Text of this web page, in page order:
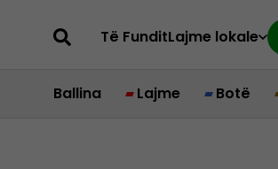
Të FunditLajme lokale
Ballina Lajme Botë